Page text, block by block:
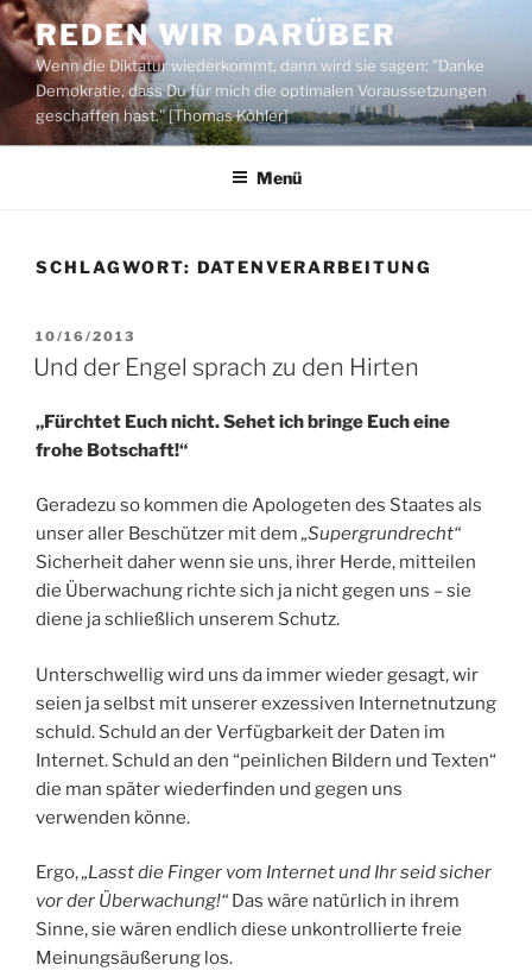
Zum
Inhalt
springen
REDEN WIR DARÜBER
Wenn die Diktatur wiederkommt, dann wird sie sagen: "Danke
Demokratie, dass Du für mich die optimalen Voraussetzungen
geschaffen hast." [Thomas Köhler]
Menü
SCHLAGWORT: DATENVERARBEITUNG
VERÖFFENTLICHT
AM
10/16/2013
Und der Engel sprach zu den Hirten
„Fürchtet Euch nicht. Sehet ich bringe Euch eine
frohe Botschaft!“
Geradezu so kommen die Apologeten des Staates als
unser aller Beschützer mit dem„Supergrundrecht“
Sicherheit daher wenn sie uns, ihrer Herde, mitteilen
die Überwachung richte sich ja nicht gegen uns – sie
diene ja schließlich unserem Schutz.
Unterschwellig wird uns da immer wieder gesagt, wir
seien ja selbst mit unserer exzessiven Internetnutzung
schuld. Schuld an der Verfügbarkeit der Daten im
Internet. Schuld an den “peinlichen Bildern und Texten“
die man später wiederfinden und gegen uns
verwenden könne.
Ergo,„Lasst die Finger vom Internet und Ihr seid sicher
vor der Überwachung!“ Das wäre natürlich in ihrem
Sinne, sie wären endlich diese unkontrollierte freie
Meinungsäußerung los.